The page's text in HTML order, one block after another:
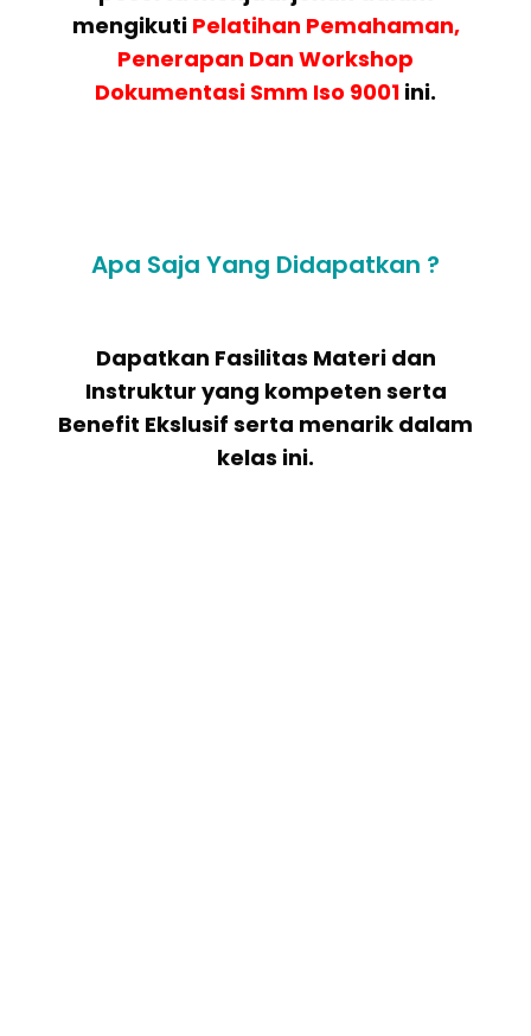
mengikuti Pelatihan Pemahaman,
Penerapan Dan Workshop
Dokumentasi Smm Iso 9001 ini.
Apa Saja Yang Didapatkan ?
Dapatkan Fasilitas Materi dan
Instruktur yang kompeten serta
Benefit Ekslusif serta menarik dalam
kelas ini.